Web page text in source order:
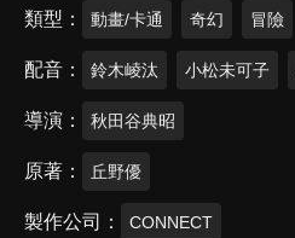
類型 動畫/卡通 奇幻 冒險
配音 鈴木崚汰 小松未可子
導演 秋田谷典昭
原著 丘野優
製作公司 CONNECT